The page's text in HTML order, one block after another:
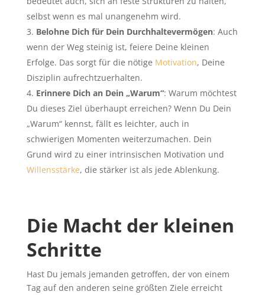
selbst wenn es mal unangenehm wird.
Belohne Dich für Dein Durchhaltevermögen: Auch
wenn der Weg steinig ist, feiere Deine kleinen
Erfolge. Das sorgt für die nötige Motivation, Deine
Disziplin aufrechtzuerhalten.
Erinnere Dich an Dein „Warum“: Warum möchtest
Du dieses Ziel überhaupt erreichen? Wenn Du Dein
„Warum“ kennst, fällt es leichter, auch in
schwierigen Momenten weiterzumachen. Dein
Grund wird zu einer intrinsischen Motivation und
Willensstärke, die stärker ist als jede Ablenkung.
Die Macht der kleinen
Schritte
Hast Du jemals jemanden getroffen, der von einem
Tag auf den anderen seine größten Ziele erreicht